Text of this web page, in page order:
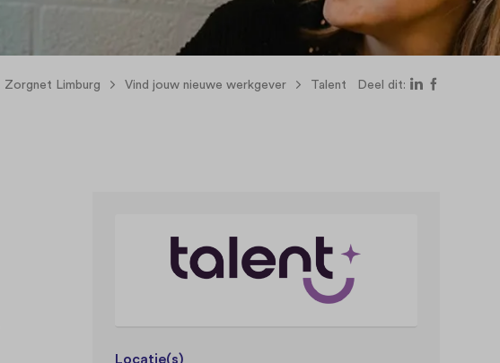
Zorgnet Limburg Vind jouw nieuwe werkgever Talent Deel dit:
Locatie(s)